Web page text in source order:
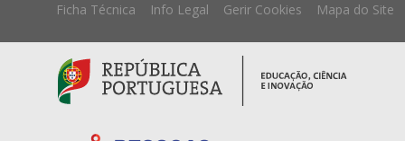
Ficha Técnica Info Legal Gerir Cookies Mapa do Site